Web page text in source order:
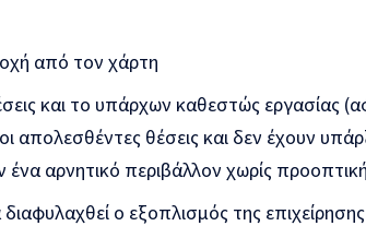
από τον χάρτη
και το υπάρχων καθεστώς εργασίας
απολεσθέντες θέσεις και δεν έχουν
ένα αρνητικό περιβάλλον χωρίς
ο εξοπλισμός της επιχείρησης